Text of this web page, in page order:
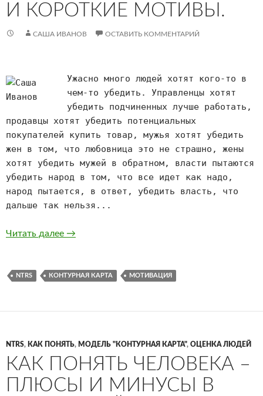
И КОРОТКИЕ МОТИВЫ.
САША ИВАНОВ ОСТАВИТЬ КОММЕНТАРИЙ
Ужасно много людей хотят кого-то в
чем-то убедить. Управленцы хотят
убедить подчиненных лучше работать,
продавцы хотят убедить потенциальных
покупателей купить товар, мужья хотят убедить
жен в том, что любовница это не страшно, жены
хотят убедить мужей в обратном, власти пытаются
убедить народ в том, что все идет как надо,
народ пытается, в ответ, убедить власть, что
дальше так нельзя...
Читать далее Как убедить? Длинные и короткие мотивы.
→
NTRS КОНТУРНАЯ КАРТА МОТИВАЦИЯ
NTRS, КАК ПОНЯТЬ, МОДЕЛЬ "КОНТУРНАЯ КАРТА", ОЦЕНКА ЛЮДЕЙ
КАК ПОНЯТЬ ЧЕЛОВЕКА –
ПЛЮСЫ И МИНУСЫ В